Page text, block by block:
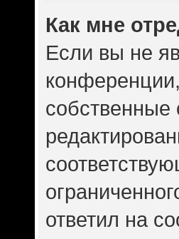
Как мне
Если вы не
ответил на